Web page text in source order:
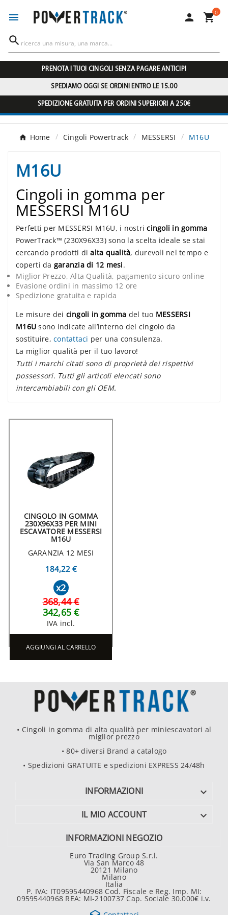
  0

PRENOTA I TUOI CINGOLI SENZA PAGARE ANTICIPI
SPEDIAMO OGGI SE ORDINI ENTRO LE 15.00
SPEDIZIONE GRATUITA PER ORDINI SUPERIORI A 250€
Home Cingoli Powertrack MESSERSI M16U
M16U
Cingoli in gomma per
MESSERSI M16U
Perfetti per MESSERSI M16U, i nostricingoli in gomma
PowerTrack™ (230X96X33) sono la scelta ideale se stai
cercando prodotti dialta qualità, durevoli nel tempo e
coperti da garanzia di 12 mesi.
Miglior Prezzo, Alta Qualità, pagamento sicuro online
Evasione ordini in massimo 12 ore
Spedizione gratuita e rapida
Le misure dei cingoli in gomma del tuo MESSERSI
M16U sono indicate all’interno del cingolo da
sostituire, contattaci per una consulenza.
La miglior qualità per il tuo lavoro!
Tutti i marchi citati sono di proprietà dei rispettivi
possessori. Tutti gli articoli elencati sono
intercambiabili con gli OEM.
CINGOLO IN GOMMA
230X96X33 PER MINI
ESCAVATORE MESSERSI
M16U
GARANZIA 12 MESI
184,22 €
x2
368,44 €
342,65 €
IVA incl.
AGGIUNGI AL CARRELLO
• Cingoli in gomma di alta qualità per miniescavatori al
miglior prezzo
• 80+ diversi Brand a catalogo
• Spedizioni GRATUITE e spedizioni EXPRESS 24/48h
INFORMAZIONI 
IL MIO ACCOUNT 
INFORMAZIONI NEGOZIO
Euro Trading Group S.r.l.
Via San Marco 48
20121 Milano
Milano
Italia
P. IVA: IT09595440968 Cod. Fiscale e Reg. Imp. MI:
09595440968 REA: MI-2100737 Cap. Sociale 30.000€ i.v.